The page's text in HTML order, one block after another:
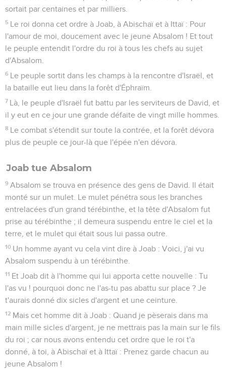
sortait par centaines et par milliers.
5 Le roi donna cet ordre à Joab, à Abischaï et à Ittaï : Pour
l'amour de moi, doucement avec le jeune Absalom ! Et tout
le peuple entendit l'ordre du roi à tous les chefs au sujet
d'Absalom.
6 Le peuple sortit dans les champs à la rencontre d'Israël, et
la bataille eut lieu dans la forêt d'Éphraïm.
7 Là, le peuple d'Israël fut battu par les serviteurs de David, et
il y eut en ce jour une grande défaite de vingt mille hommes.
8 Le combat s'étendit sur toute la contrée, et la forêt dévora
plus de peuple ce jour-là que l'épée n'en dévora.
Joab tue Absalom
9 Absalom se trouva en présence des gens de David. Il était
monté sur un mulet. Le mulet pénétra sous les branches
entrelacées d'un grand térébinthe, et la tête d'Absalom fut
prise au térébinthe ; il demeura suspendu entre le ciel et la
terre, et le mulet qui était sous lui passa outre.
10 Un homme ayant vu cela vint dire à Joab : Voici, j'ai vu
Absalom suspendu à un térébinthe.
11 Et Joab dit à l'homme qui lui apporta cette nouvelle : Tu
l'as vu ! pourquoi donc ne l'as-tu pas abattu sur place ? Je
t'aurais donné dix sicles d'argent et une ceinture.
12 Mais cet homme dit à Joab : Quand je pèserais dans ma
main mille sicles d'argent, je ne mettrais pas la main sur le fils
du roi ; car nous avons entendu cet ordre que le roi t'a
donné, à toi, à Abischaï et à Ittaï : Prenez garde chacun au
jeune Absalom !